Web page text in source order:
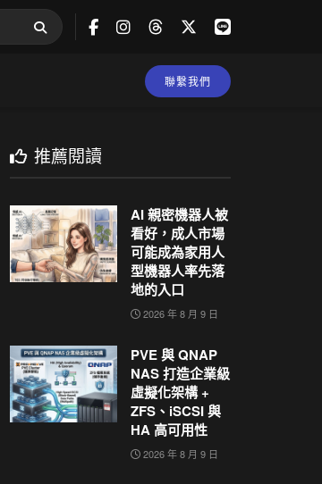
聯繫我們
推薦閱讀
AI 親密機器人被
看好，成人市場
可能成為家用人
型機器人率先落
地的入口
2026 年 8 月 9 日
PVE 與 QNAP
NAS 打造企業級
虛擬化架構 +
ZFS、iSCSI 與
HA 高可用性
2026 年 8 月 9 日